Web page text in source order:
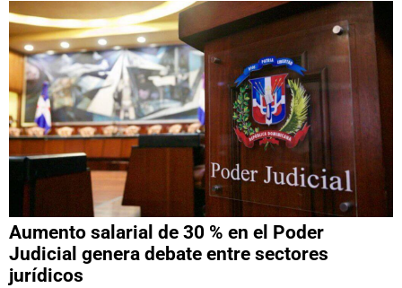
Aumento salarial de 30 % en el Poder
Judicial genera debate entre sectores
jurídicos